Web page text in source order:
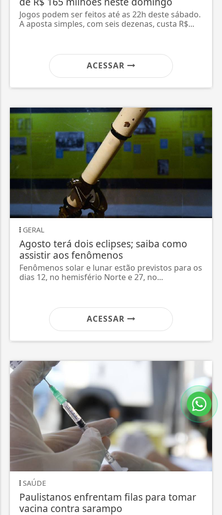
Jogos podem ser feitos até as 22h deste sábado.
A aposta simples, com seis dezenas, custa R$...
ACESSAR
GERAL
Agosto terá dois eclipses; saiba como
assistir aos fenômenos
Fenômenos solar e lunar estão previstos para os
dias 12, no hemisfério Norte e 27, no...
ACESSAR
SAÚDE
Paulistanos enfrentam filas para tomar
vacina contra sarampo